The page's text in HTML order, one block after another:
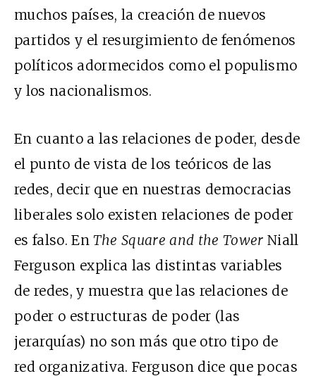
muchos países, la creación de nuevos
partidos y el resurgimiento de fenómenos
políticos adormecidos como el populismo
y los nacionalismos.
En cuanto a las relaciones de poder, desde
el punto de vista de los teóricos de las
redes, decir que en nuestras democracias
liberales solo existen relaciones de poder
es falso. En The Square and the Tower Niall
Ferguson explica las distintas variables
de redes, y muestra que las relaciones de
poder o estructuras de poder (las
jerarquías) no son más que otro tipo de
red organizativa. Ferguson dice que pocas